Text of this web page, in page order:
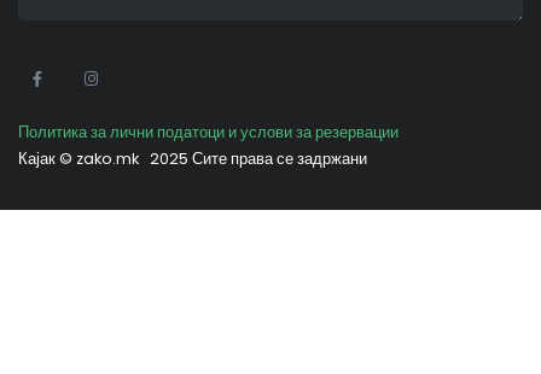
Политика за лични податоци и услови за резервации
Кајак © zako.mk 2025 Сите права се задржани